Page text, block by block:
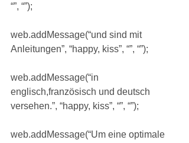
“”, “”);
web.addMessage(“und sind mit
Anleitungen”, “happy, kiss”, “”, “”);
web.addMessage(“in
englisch,französisch und deutsch
versehen.”, “happy, kiss”, “”, “”);
web.addMessage(“Um eine optimale